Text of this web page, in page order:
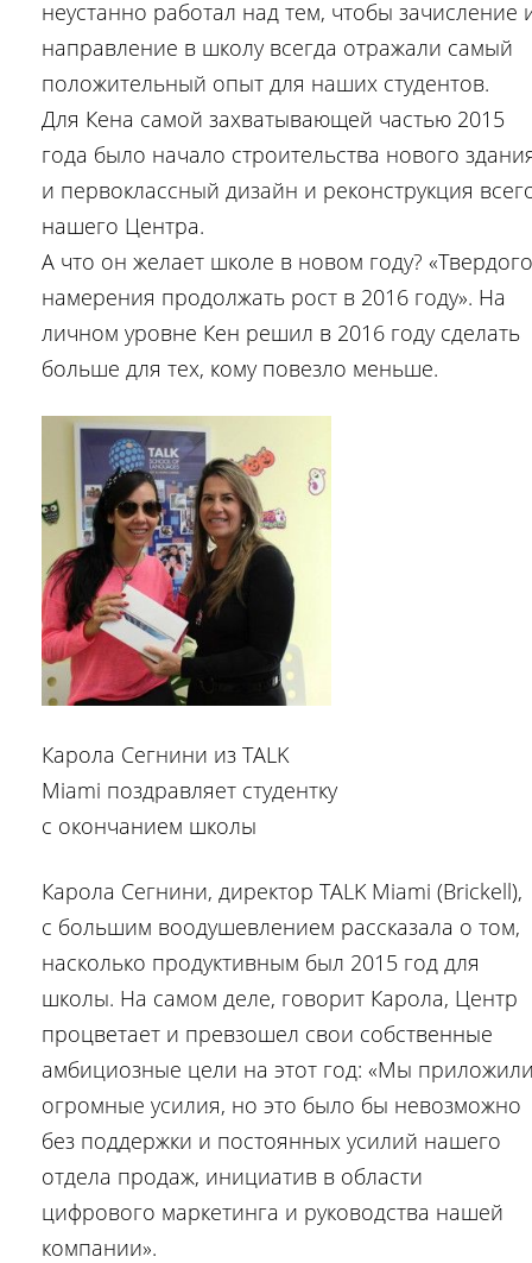
неустанно работал над тем, чтобы зачисление
направление в школу всегда отражали самый
положительный опыт для наших студентов.
Для Кена самой захватывающей частью 2015
года было начало строительства нового
и первоклассный дизайн и реконструкция
нашего Центра.
А что он желает школе в новом году? «Твердого
намерения продолжать рост в 2016 году». На
личном уровне Кен решил в 2016 году сделать
больше для тех, кому повезло меньше.
Карола Сегнини из TALK
Miami поздравляет студентку
с окончанием школы
Карола Сегнини, директор TALK Miami (Brickell),
с большим воодушевлением рассказала о том,
насколько продуктивным был 2015 год для
школы. На самом деле, говорит Карола, Центр
процветает и превзошел свои собственные
амбициозные цели на этот год: «Мы
огромные усилия, но это было бы невозможно
без поддержки и постоянных усилий нашего
отдела продаж, инициатив в области
цифрового маркетинга и руководства нашей
компании».